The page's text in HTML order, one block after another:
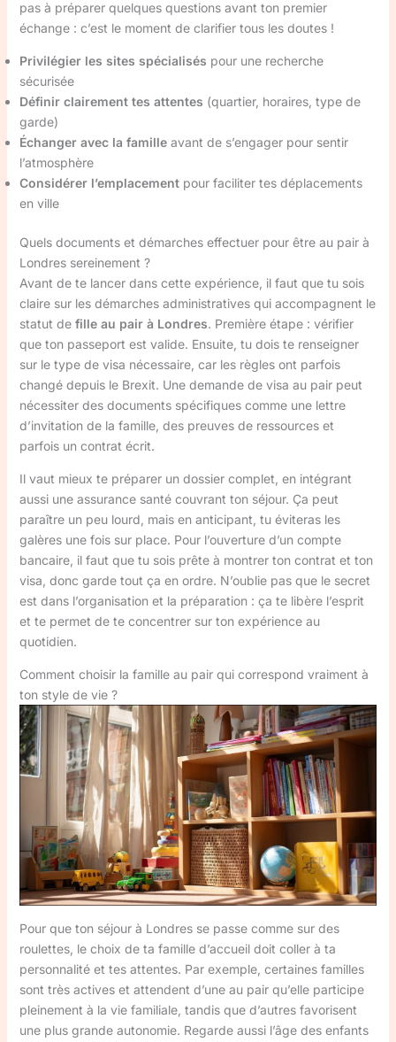
pas à préparer quelques questions avant ton premier
échange : c’est le moment de clarifier tous les doutes !
Privilégier les sites spécialisés pour une recherche
sécurisée
Définir clairement tes attentes (quartier, horaires, type de
garde)
Échanger avec la familleavant de s’engager pour sentir
l’atmosphère
Considérer l’emplacementpour faciliter tes déplacements
en ville
Quels documents et démarches effectuer pour être au pair à
Londres sereinement ?
Avant de te lancer dans cette expérience, il faut que tu sois
claire sur les démarches administratives qui accompagnent le
statut de fille au pair à Londres. Première étape : vérifier
que ton passeport est valide. Ensuite, tu dois te renseigner
sur le type de visa nécessaire, car les règles ont parfois
changé depuis le Brexit. Une demande de visa au pair peut
nécessiter des documents spécifiques comme une lettre
d’invitation de la famille, des preuves de ressources et
parfois un contrat écrit.
Il vaut mieux te préparer un dossier complet, en intégrant
aussi une assurance santé couvrant ton séjour. Ça peut
paraître un peu lourd, mais en anticipant, tu éviteras les
galères une fois sur place. Pour l’ouverture d’un compte
bancaire, il faut que tu sois prête à montrer ton contrat et ton
visa, donc garde tout ça en ordre. N’oublie pas que le secret
est dans l’organisation et la préparation : ça te libère l’esprit
et te permet de te concentrer sur ton expérience au
quotidien.
Comment choisir la famille au pair qui correspond vraiment à
ton style de vie ?
Pour que ton séjour à Londres se passe comme sur des
roulettes, le choix de ta famille d’accueil doit coller à ta
personnalité et tes attentes. Par exemple, certaines familles
sont très actives et attendent d’une au pair qu’elle participe
pleinement à la vie familiale, tandis que d’autres favorisent
une plus grande autonomie. Regarde aussi l’âge des enfants